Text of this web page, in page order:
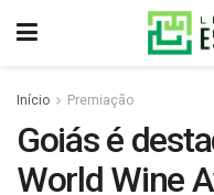
Início Premiação
Goiás é
World Wine